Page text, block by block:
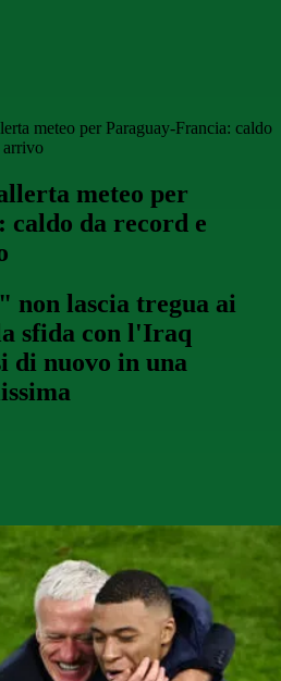
meteo per Paraguay-Francia: caldo
arrivo
meteo per
da record e
non lascia tregua ai
sfida con l'Iraq
di nuovo in una